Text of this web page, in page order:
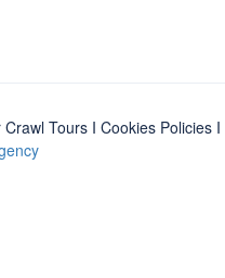
Tours I Cookies Policies I